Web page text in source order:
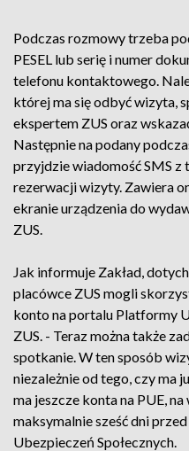
Podczas rozmowy trzeba
PESEL lub serię i numer
telefonu kontaktowego.
której ma się odbyć wizyta,
ekspertem ZUS oraz
Następnie na podany
przyjdzie wiadomość SMS z
rezerwacji wizyty. Zawiera
ekranie urządzenia do
ZUS.
Jak informuje Zakład,
placówce ZUS mogli
konto na portalu Platformy
ZUS. - Teraz można także
spotkanie. W ten sposób
niezależnie od tego, czy ma
ma jeszcze konta na PUE,
maksymalnie sześć dni
Ubezpieczeń Społecznych.